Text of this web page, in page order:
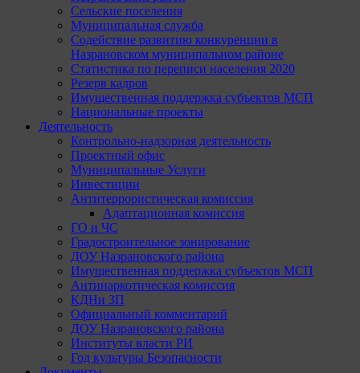
Сельские поселения
Муниципальная служба
Содействие развитию конкуренции в
Назрановском муниципальном районе
Статистика по переписи населения 2020
Резерв кадров
Имущественная поддержка субъектов МСП
Национальные проекты
Деятельность
Контрольно-надзорная деятельность
Проектный офис
Муниципальные Услуги
Инвестиции
Антитеррористическая комиссия
Адаптационная комиссия
ГО и ЧС
Градостроительное зонирование
ДОУ Назрановского района
Имущественная поддержка субъектов МСП
Антинаркотическая комиссия
КДНи ЗП
Официальный комментарий
ДОУ Назрановского района
Институты власти РИ
Год культуры Безопасности